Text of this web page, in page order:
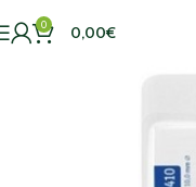
0 0,00€